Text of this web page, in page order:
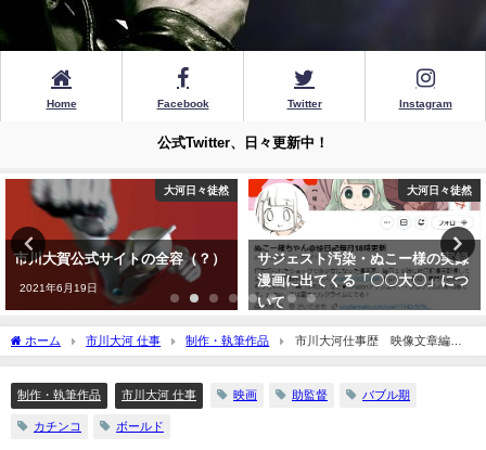
Home Facebook Twitter Instagram
公式Twitter、日々更新中！
大河日々徒然
サジェスト汚染・ぬこー様の実録
漫画に出てくる「〇〇大〇」につ
ガンプラ
『ガンプラり歩き旅』その97 ～C
とDの間に何があったのか？ ア
クシズの量産型モビル・スーツ、
ホーム 市川大河 仕事 制作・執筆作品
市川大河仕事歴 映像文章編
Part1
制作・執筆作品 市川大河 仕事 映画 助監督 バブル期
カチンコ ボールド